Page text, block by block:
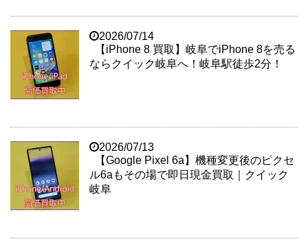
2026/07/14
【iPhone 8 買取】岐阜でiPhone 8を売る
ならクイック岐阜へ！岐阜駅徒歩2分！
2026/07/13
【Google Pixel 6a】機種変更後のピクセ
ル6aもその場で即日現金買取｜クイック
岐阜